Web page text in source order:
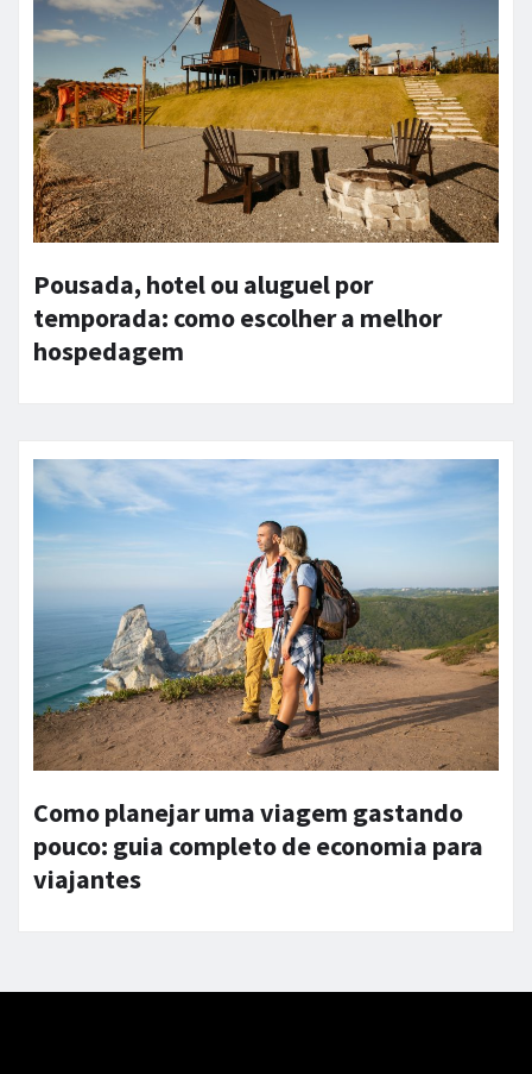
Pousada, hotel ou aluguel por
temporada: como escolher a melhor
hospedagem
Como planejar uma viagem gastando
pouco: guia completo de economia para
viajantes